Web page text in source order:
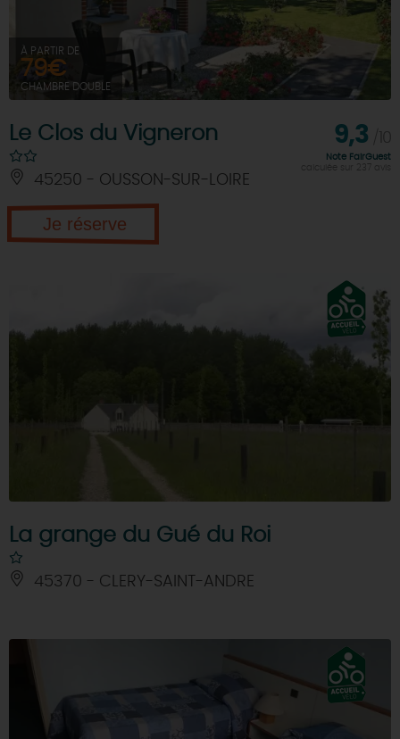
À PARTIR DE
79€
CHAMBRE DOUBLE
Le Clos du Vigneron
45250 - OUSSON-SUR-LOIRE
9,3
Note FairGuest
calculée sur 237 avis
Je réserve
La grange du Gué du Roi
45370 - CLERY-SAINT-ANDRE